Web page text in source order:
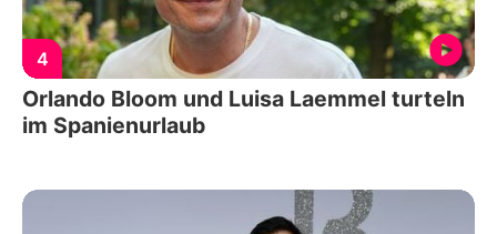
4
Orlando Bloom und Luisa Laemmel turteln
im Spanienurlaub